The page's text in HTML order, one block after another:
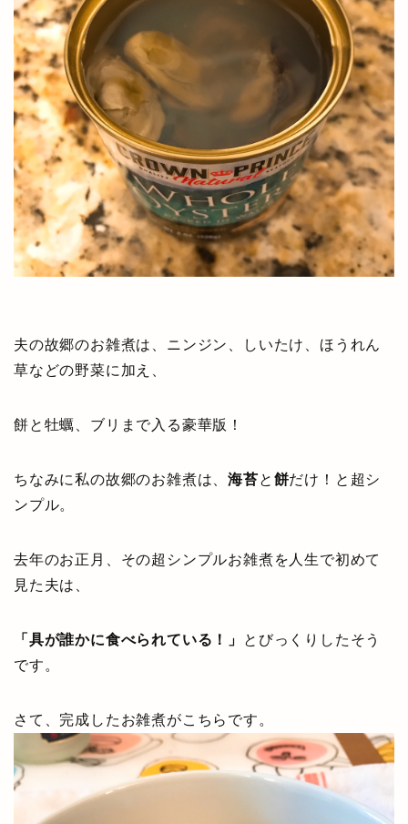
夫の故郷のお雑煮は、ニンジン、しいたけ、ほうれん
草などの野菜に加え、
餅と牡蠣、ブリまで入る豪華版！
ちなみに私の故郷のお雑煮は、海苔と 餅だけ！と超シ
ンプル。
去年のお正月、その超シンプルお雑煮を人生で初めて
見た夫は、
「具が誰かに食べられている！」
とびっくりしたそう
です。
さて、完成したお雑煮がこちらです。